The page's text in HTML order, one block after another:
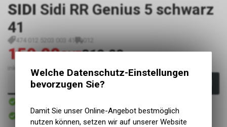
SIDI Sidi RR Genius 5 schwarz
41
474 012 5203 003 41 012
159.00CHF319.00
inkl. MwSt., zzgl. Versandkosten
In den Warenkorb
Sofort abholbar
Abholung Lüscher Motor- & Bike World
Welche Datenschutz-Einstellungen
bevorzugen Sie?
Damit Sie unser Online-Angebot bestmöglich
nutzen können, setzen wir auf unserer Website